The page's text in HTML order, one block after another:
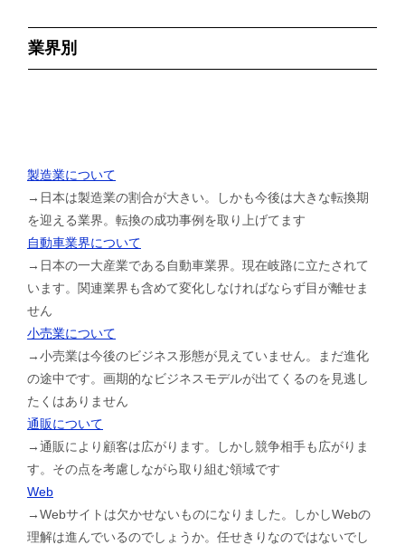
業界別
製造業について
→日本は製造業の割合が大きい。しかも今後は大きな転換期
を迎える業界。転換の成功事例を取り上げてます
自動車業界について
→日本の一大産業である自動車業界。現在岐路に立たされて
います。関連業界も含めて変化しなければならず目が離せま
せん
小売業について
→小売業は今後のビジネス形態が見えていません。まだ進化
の途中です。画期的なビジネスモデルが出てくるのを見逃し
たくはありません
通販について
→通販により顧客は広がります。しかし競争相手も広がりま
す。その点を考慮しながら取り組む領域です
Web
→Webサイトは欠かせないものになりました。しかしWebの
理解は進んでいるのでしょうか。任せきりなのではないでし